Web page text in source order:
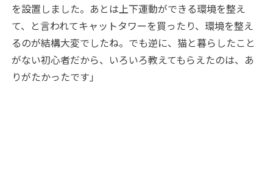
を設置しました。あとは上下運動ができる環境を整え
て、と言われてキャットタワーを買ったり、環境を整え
るのが結構大変でしたね。でも逆に、猫と暮らしたこと
がない初心者だから、いろいろ教えてもらえたのは、あ
りがたかったです」